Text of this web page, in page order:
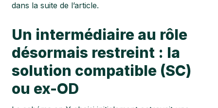
dans la suite de l’article.
Un intermédiaire au rôle
désormais restreint : la
solution compatible (SC)
ou ex-OD